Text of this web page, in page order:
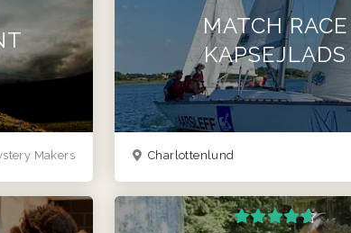
Makers
MATCH RACE
KAPSEJLADS
Charlottenlund